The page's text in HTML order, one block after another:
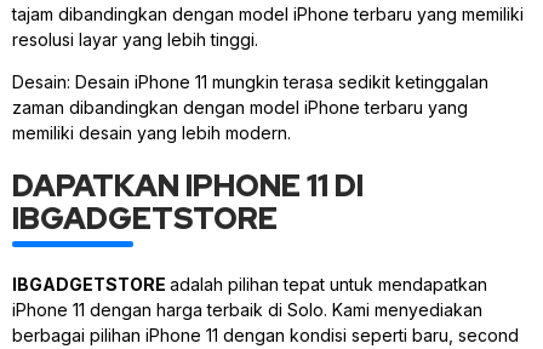
tajam dibandingkan dengan model iPhone terbaru yang memiliki
resolusi layar yang lebih tinggi.
Desain: Desain iPhone 11 mungkin terasa sedikit ketinggalan
zaman dibandingkan dengan model iPhone terbaru yang
memiliki desain yang lebih modern.
DAPATKAN IPHONE 11 DI
IBGADGETSTORE
IBGADGETSTORE adalah pilihan tepat untuk mendapatkan
iPhone 11 dengan harga terbaik di Solo. Kami menyediakan
berbagai pilihan iPhone 11 dengan kondisi seperti baru, second